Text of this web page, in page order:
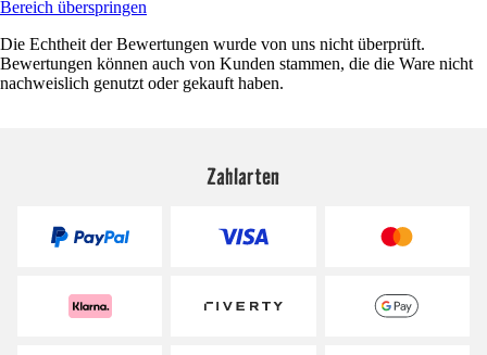
Bereich überspringen
Die Echtheit der Bewertungen wurde von uns nicht überprüft.
Bewertungen können auch von Kunden stammen, die die Ware nicht
nachweislich genutzt oder gekauft haben.
Zahlarten